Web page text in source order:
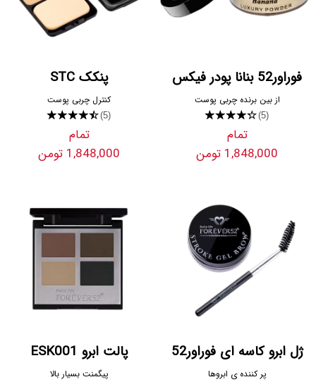
فوراور52 بنانا پودر فیکس
از بین برنده چربی پوست
★★★★★(5)
تمام
1,848,000 تومن
پنکک STC
کنترل چربی پوست
★★★★★(5)
تمام
1,848,000 تومن
ژل ابرو کاسه ای فوراور52
پر کننده ی ابروها
پالت ابرو ESK001
پیگمنت بسیار بالا